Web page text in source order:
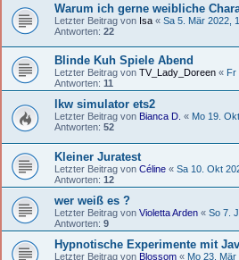
Warum ich gerne weibliche
Letzter Beitrag von Isa « Sa 5. Mär 2022,
Antworten: 22
Blinde Kuh Spiele Abend
Letzter Beitrag von TV_Lady_Doreen « Fr
Antworten: 11
lkw simulator ets2
Letzter Beitrag von Bianca D. « Mo 19.
Antworten: 52
Kleiner Juratest
Letzter Beitrag von Céline « Sa 10. Okt
Antworten: 12
wer weiß es ?
Letzter Beitrag von Violetta Arden « So 7.
Antworten: 9
Hypnotische Experimente mit
Letzter Beitrag von Blossom « Mo 23.